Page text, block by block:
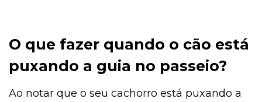
O que fazer quando o cão está
puxando a guia no passeio?
Ao notar que o seu cachorro está puxando a